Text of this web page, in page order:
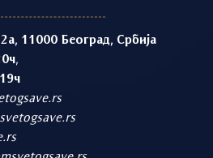
11000 Београд, Србија
,